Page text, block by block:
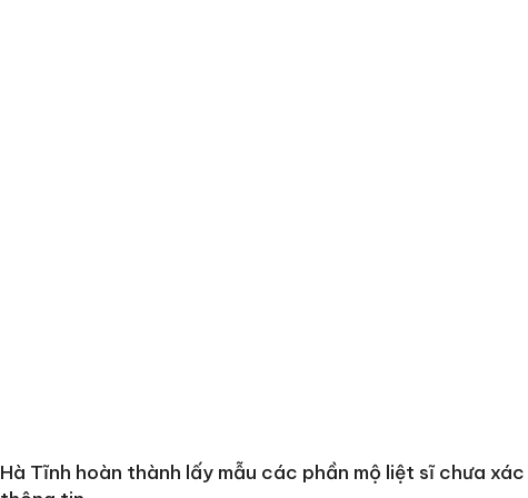
Hà Tĩnh hoàn thành lấy mẫu các phần mộ liệt sĩ chưa